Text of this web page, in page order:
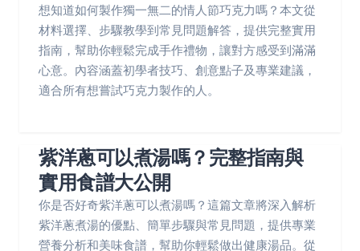
想知道如何製作獨一無二的情人節巧克力嗎？本文從
材料選擇、步驟教學到常見問題解答，提供完整實用
指南，幫助你輕鬆完成手作禮物，讓對方感受到滿滿
心意。內容涵蓋初學者技巧、創意點子及專業建議，
適合所有想嘗試巧克力製作的人。
紫洋蔥可以煮湯嗎？完整指南與
實用食譜大公開
你是否好奇紫洋蔥可以煮湯嗎？這篇文章將深入解析
紫洋蔥煮湯的優點、簡單步驟與常見問題，提供專業
營養分析和美味食譜，幫助你輕鬆做出健康湯品。從